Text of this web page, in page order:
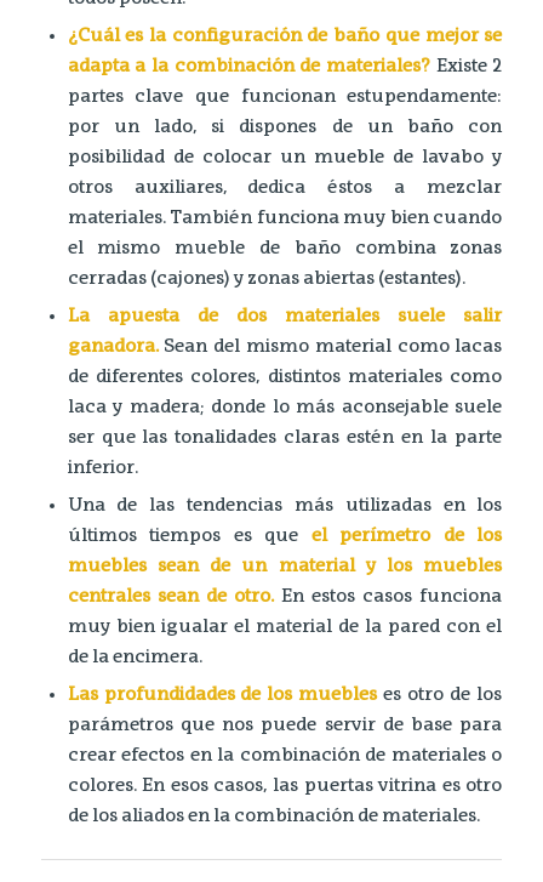
¿Cuál es la configuración de baño que mejor se
adapta a la combinación de materiales? Existe 2
partes clave que funcionan estupendamente:
por un lado, si dispones de un baño con
posibilidad de colocar un mueble de lavabo y
otros auxiliares, dedica éstos a mezclar
materiales. También funciona muy bien cuando
el mismo mueble de baño combina zonas
cerradas (cajones) y zonas abiertas (estantes).
La apuesta de dos materiales suele salir
ganadora.Sean del mismo material como lacas
de diferentes colores, distintos materiales como
laca y madera; donde lo más aconsejable suele
ser que las tonalidades claras estén en la parte
inferior.
Una de las tendencias más utilizadas en los
últimos tiempos es que el perímetro de los
muebles sean de un material y los muebles
centrales sean de otro.En estos casos funciona
muy bien igualar el material de la pared con el
de la encimera.
Las profundidades de los muebleses otro de los
parámetros que nos puede servir de base para
crear efectos en la combinación de materiales o
colores. En esos casos, las puertas vitrina es otro
de los aliados en la combinación de materiales.